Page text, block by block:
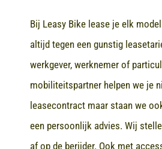
Bij Leasy Bike lease je elk
altijd tegen een gunstig
werkgever, werknemer of
mobiliteitspartner helpen we je
leasecontract maar staan we
een persoonlijk advies. Wij
af op de berijder. Ook met